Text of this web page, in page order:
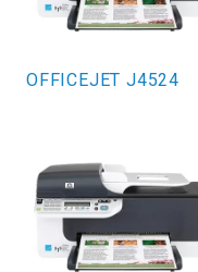
OFFICEJET J4524